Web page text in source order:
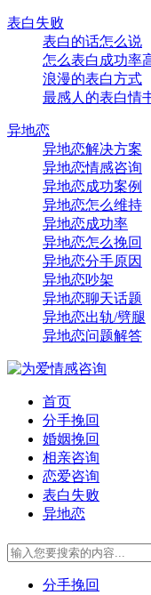
表白失败
表白的话怎么说
怎么表白成功率
浪漫的表白方式
最感人的表白情
异地恋
异地恋解决方案
异地恋情感咨询
异地恋成功案例
异地恋怎么维持
异地恋成功率
异地恋怎么挽回
异地恋分手原因
异地恋吵架
异地恋聊天话题
异地恋出轨/劈腿
异地恋问题解答
首页
分手挽回
婚姻挽回
相亲咨询
恋爱咨询
表白失败
异地恋
分手挽回